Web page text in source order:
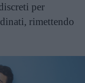
per
rimettendo